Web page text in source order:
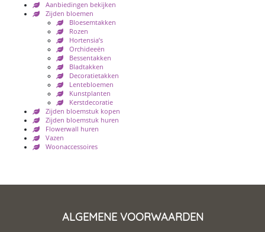
Aanbiedingen bekijken
Zijden bloemen
Bloesemtakken
Rozen
Hortensia’s
Orchideeën
Bessentakken
Bladtakken
Decoratietakken
Lentebloemen
Kunstplanten
Kerstdecoratie
Zijden bloemstuk kopen
Zijden bloemstuk huren
Flowerwall huren
Vazen
Woonaccessoires
ALGEMENE VOORWAARDEN